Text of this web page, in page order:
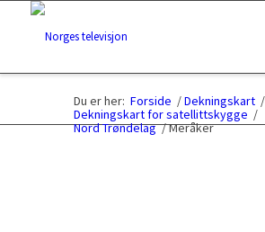
Du er her: Forside /Dekningskart /
Dekningskart for satellittskygge /
Nord Trøndelag /Meråker